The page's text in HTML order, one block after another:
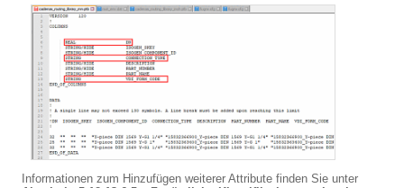
Informationen zum Hinzufügen weiterer Attribute finden Sie unter